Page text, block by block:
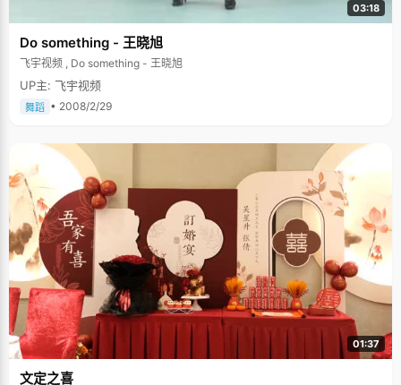
03:18
Do something - 王晓旭
飞宇视频 , Do something - 王晓旭
UP主: 飞宇视频
舞蹈 • 2008/2/29
01:37
文定之喜